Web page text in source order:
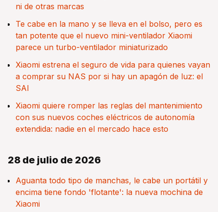
ni de otras marcas
Te cabe en la mano y se lleva en el bolso, pero es
tan potente que el nuevo mini-ventilador Xiaomi
parece un turbo-ventilador miniaturizado
Xiaomi estrena el seguro de vida para quienes vayan
a comprar su NAS por si hay un apagón de luz: el
SAI
Xiaomi quiere romper las reglas del mantenimiento
con sus nuevos coches eléctricos de autonomía
extendida: nadie en el mercado hace esto
28 de julio de 2026
Aguanta todo tipo de manchas, le cabe un portátil y
encima tiene fondo 'flotante': la nueva mochina de
Xiaomi